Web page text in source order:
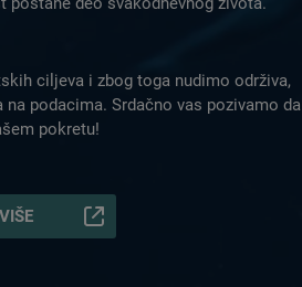
ciljeva i zbog toga nudimo održiva,
podacima. Srdačno vas pozivamo da
pokretu!